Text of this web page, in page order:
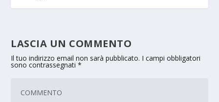
LASCIA UN COMMENTO
Il tuo indirizzo email non sarà pubblicato. I campi obbligatori
sono contrassegnati*